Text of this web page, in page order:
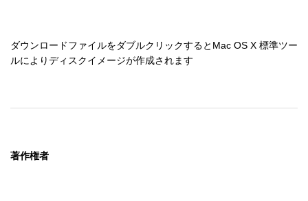
ダウンロードファイルをダブルクリックするとMac OS X 標準ツー
ルによりディスクイメージが作成されます
著作権者